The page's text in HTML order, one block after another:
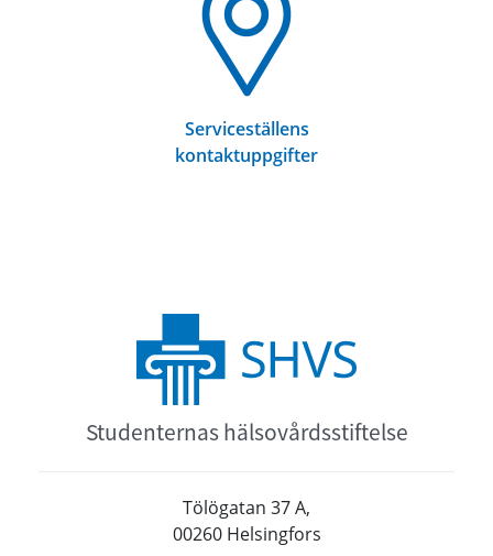
Serviceställens
kontaktuppgifter
Studenternas hälsovårdsstiftelse
Tölögatan 37 A,
00260 Helsingfors